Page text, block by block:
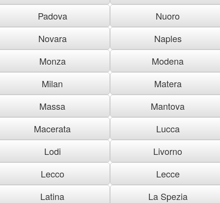
Padova
Nuoro
Novara
Naples
Monza
Modena
Milan
Matera
Massa
Mantova
Macerata
Lucca
Lodi
Livorno
Lecco
Lecce
Latina
La Spezia